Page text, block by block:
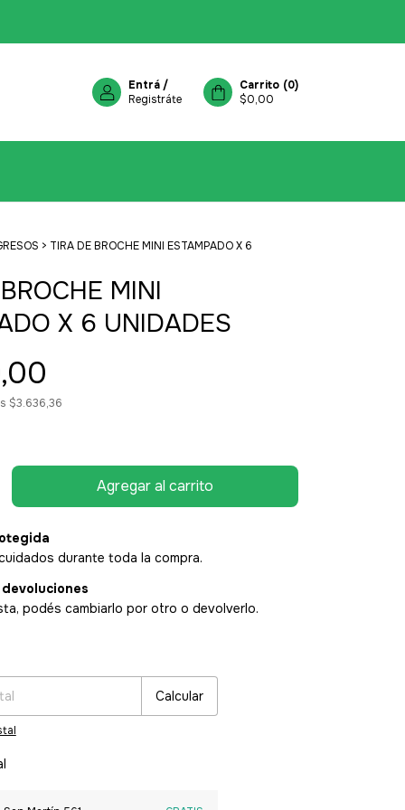
Entrá /
Registráte
Carrito (0)
$0,00
> TIRA DE BROCHE MINI ESTAMPADO X 6
MINI
X 6 UNIDADES
$3.636,36
durante toda la compra.
podés cambiarlo por otro o devolverlo.
Calcular